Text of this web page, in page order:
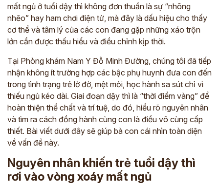
mất ngủ ở tuổi dậy thì không đơn thuần là sự “nhõng
nhẽo” hay ham chơi điện tử, mà đây là dấu hiệu cho thấy
cơ thể và tâm lý của các con đang gặp những xáo trộn
lớn cần được thấu hiểu và điều chỉnh kịp thời.
Tại Phòng khám Nam Y Đỗ Minh Đường, chúng tôi đã tiếp
nhận không ít trường hợp các bậc phụ huynh đưa con đến
trong tình trạng trẻ lờ đờ, mệt mỏi, học hành sa sút chỉ vì
thiếu ngủ kéo dài. Giai đoạn dậy thì là “thời điểm vàng” để
hoàn thiện thể chất và trí tuệ, do đó, hiểu rõ nguyên nhân
và tìm ra cách đồng hành cùng con là điều vô cùng cấp
thiết. Bài viết dưới đây sẽ giúp bà con cái nhìn toàn diện
về vấn đề này.
Nguyên nhân khiến trẻ tuổi dậy thì
rơi vào vòng xoáy mất ngủ